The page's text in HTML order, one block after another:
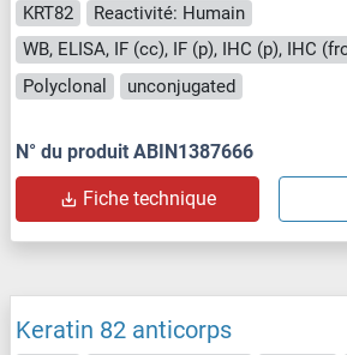
KRT82
Reactivité: Humain
Polyclonal
unconjugated
N° du produit ABIN1387666
Fiche technique
Keratin 82 anticorps